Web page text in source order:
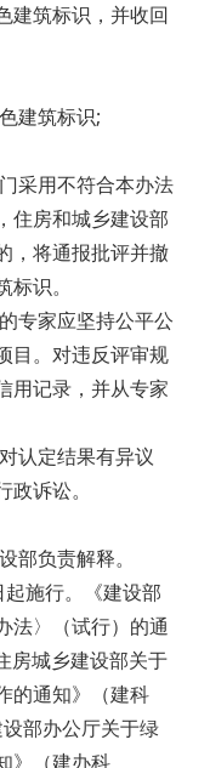
建筑标识，并收回
建筑标识;
采用不符合本办法
住房和城乡建设部
，将通报批评并撤
识。
专家应坚持公平公
目。对违反评审规
用记录，并从专家
认定结果有异议
诉讼。
部负责解释。
施行。《建设部
法〉（试行）的通
房城乡建设部关于
的通知》（建科
部办公厅关于绿
》（建办科